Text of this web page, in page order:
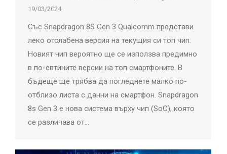
19/03/2024
Със Snapdragon 8S Gen 3 Qualcomm представи
леко отслабена версия на текущия си топ чип.
Новият чип вероятно ще се използва предимно
в по-евтините версии на топ смартфоните. В
бъдеще ще трябва да погледнете малко по-
отблизо листа с данни на смартфон. Snapdragon
8s Gen 3 е нова система върху чип (SoC), която
се различава от…